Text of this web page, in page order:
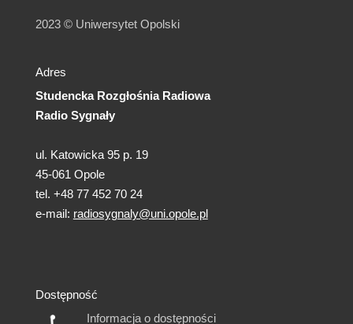
2023 © Uniwersytet Opolski
Adres
Studencka Rozgłośnia Radiowa
Radio Sygnały
ul. Katowicka 95 p. 19
45-061 Opole
tel. +48 77 452 70 24
e-mail: radiosygnaly@uni.opole.pl
Dostępność
Informacja o dostępności